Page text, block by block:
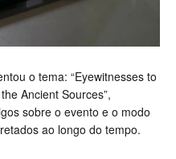
o tema: “Eyewitnesses to
Ancient Sources”,
sobre o evento e o modo
ao longo do tempo.